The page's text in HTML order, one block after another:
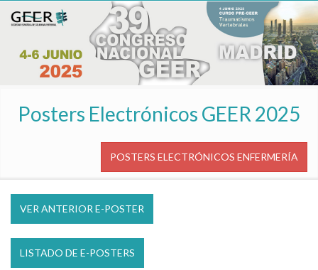
Posters Electrónicos GEER 2025
POSTERS ELECTRÓNICOS ENFERMERÍA
VER ANTERIOR E-POSTER
LISTADO DE E-POSTERS